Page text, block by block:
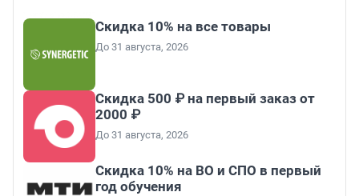
Скидка 10% на все товары
До 31 августа, 2026
Скидка 500 ₽ на первый заказ от
2000 ₽
До 31 августа, 2026
Скидка 10% на ВО и СПО в первый
год обучения